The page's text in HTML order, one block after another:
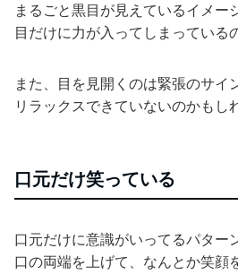
まるごと黒目が見えているイメー
目だけに力が入ってしまっている
また、目を見開くのは緊張のサイ
リラックスできていないのかもし
口元だけ笑っている
口元だけに意識がいってるパター
口の両端を上げて、なんとか笑顔